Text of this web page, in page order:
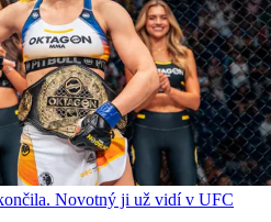
Novotný ji už vidí v UFC